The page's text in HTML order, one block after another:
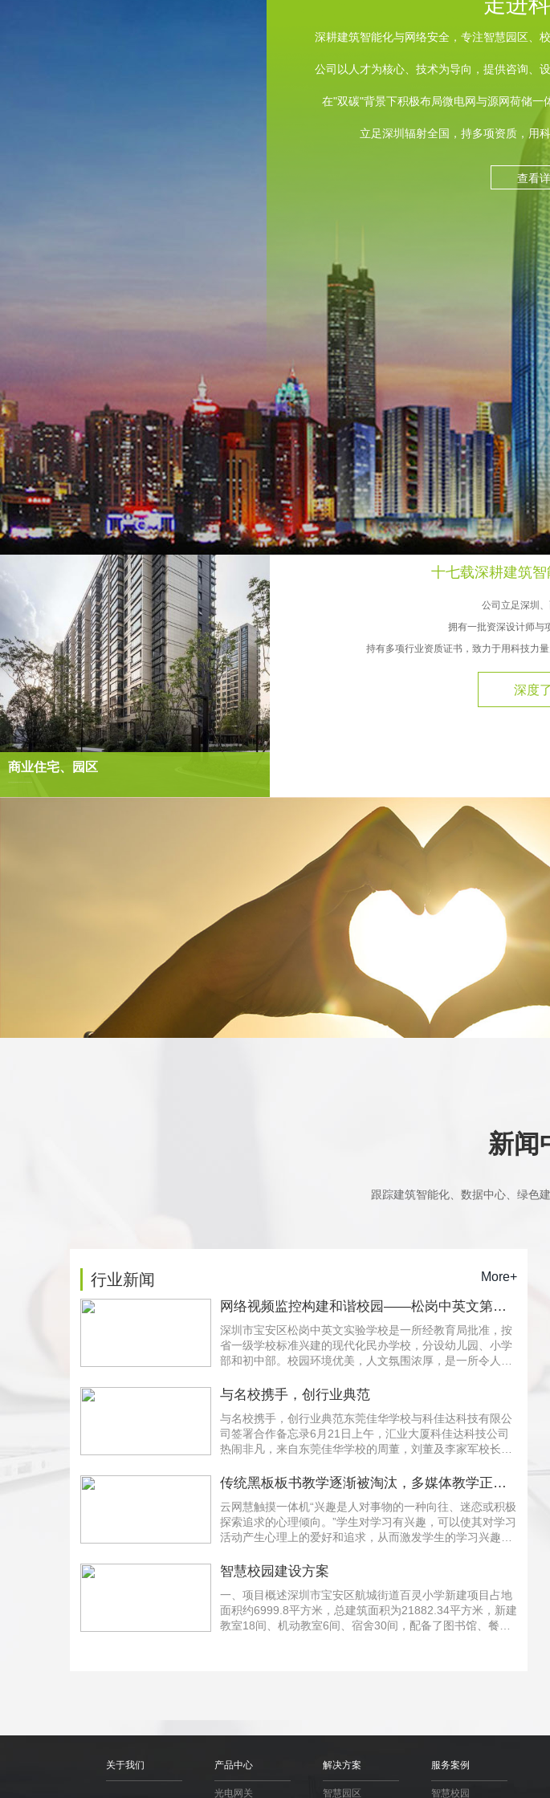
深耕建筑智能化与网络安全，专注智慧园区、
公司以人才为核心、技术为导向，提供咨询、
在"双碳"背景下积极布局微电网与源网荷储一
立足深圳辐射全国，持多项资质，用
查看
商业住宅、园区
十七载深耕建筑
公司立足深圳、
拥有一批资深设计师与
持有多项行业资质证书，致力于用科技力
深度
新闻
跟踪建筑智能化、数据中心、绿色
行业新闻 More+
网络视频监控构建和谐校园——松岗中英文第一
幼儿园
深圳市宝安区松岗中英文实验学校是一所经教育局批准，按
省一级学校标准兴建的现代化民办学校，分设幼儿园、小学
部和初中部。校园环境优美，人文氛围浓厚，是一所令人向
与名校携手，创行业典范
与名校携手，创行业典范东莞佳华学校与科佳达科技有限公
司签署合作备忘录6月21日上午，汇业大厦科佳达科技公司
热闹非凡，来自东莞佳华学校的周董，刘董及李家军校长高
传统黑板板书教学逐渐被淘汰，多媒体教学正强
势进军市场
云网慧触摸一体机“兴趣是人对事物的一种向往、迷恋或积极
探索追求的心理倾向。”学生对学习有兴趣，可以使其对学习
活动产生心理上的爱好和追求，从而激发学生的学习兴趣，
智慧校园建设方案
一、项目概述深圳市宝安区航城街道百灵小学新建项目占地
面积约6999.8平方米，总建筑面积为21882.34平方米，新建
教室18间、机动教室6间、宿舍30间，配备了图书馆、餐
关于我们 产品中心
光电网关
解决方案
智慧园区
服务案例
智慧校园